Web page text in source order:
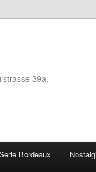
39a,
Bordeaux